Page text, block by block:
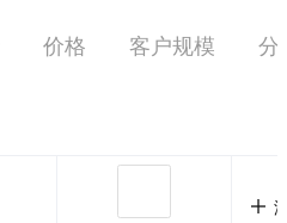
价格 客户规模 分